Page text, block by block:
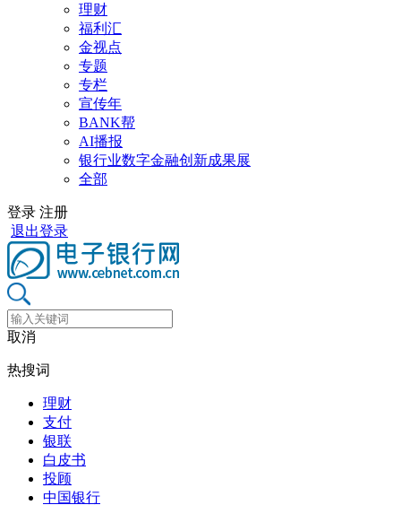
理财
福利汇
金视点
专题
专栏
宣传年
BANK帮
AI播报
银行业数字金融创新成果展
全部
登录 注册
退出登录
取消
热搜词
理财
支付
银联
白皮书
投顾
中国银行